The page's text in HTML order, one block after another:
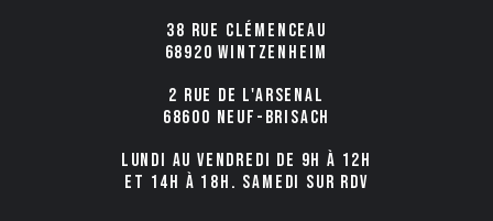
38 rue Clémenceau
68920 WINTZENHEIM
2 rue de l'Arsenal
68600 NEUF-BRISACH
Lundi au Vendredi de 9h à 12h
et 14h à 18h. Samedi sur rdv